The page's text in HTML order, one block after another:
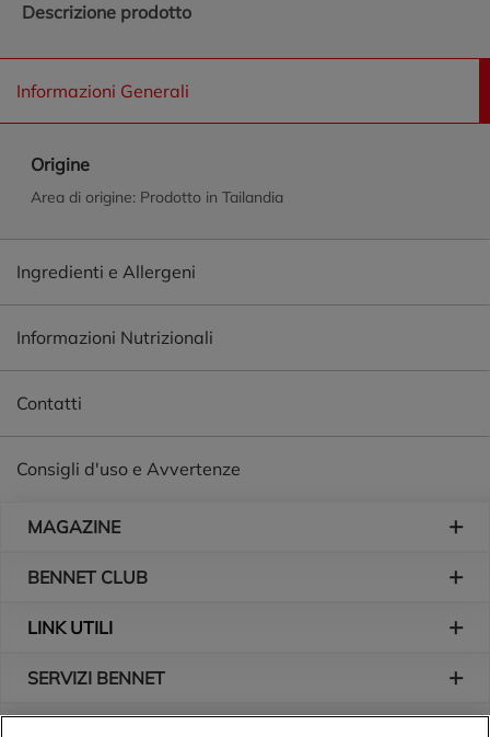
Descrizione prodotto
Informazioni Generali
Origine
Area di origine: Prodotto in Tailandia
Ingredienti e Allergeni
Informazioni Nutrizionali
Contatti
Consigli d'uso e Avvertenze
MAGAZINE
BENNET CLUB
LINK UTILI
SERVIZI BENNET